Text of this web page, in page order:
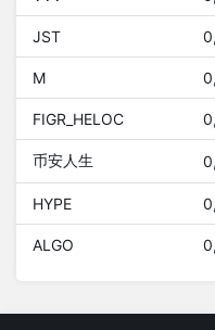
JST
M
FIGR_HELOC
币安人生
HYPE
ALGO